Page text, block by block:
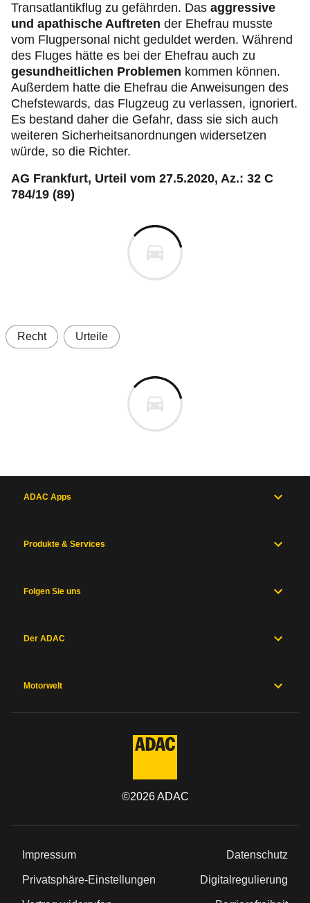
Transatlantikflug zu gefährden. Das aggressive
und apathische Auftreten der Ehefrau musste
vom Flugpersonal nicht geduldet werden. Während
des Fluges hätte es bei der Ehefrau auch zu
gesundheitlichen Problemen kommen können.
Außerdem hatte die Ehefrau die Anweisungen des
Chefstewards, das Flugzeug zu verlassen, ignoriert.
Es bestand daher die Gefahr, dass sie sich auch
weiteren Sicherheitsanordnungen widersetzen
würde, so die Richter.
AG Frankfurt, Urteil vom 27.5.2020, Az.: 32 C
784/19 (89)
Recht Urteile
ADAC Apps
Produkte & Services
Folgen Sie uns
Der ADAC
Motorwelt
©2026ADAC
Impressum Datenschutz
Privatsphäre-Einstellungen Digitalregulierung